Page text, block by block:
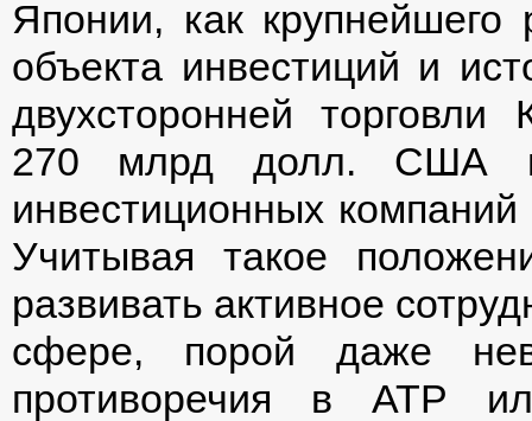
Японии, как крупнейшего
объекта инвестиций и
двухсторонней
270 млрд долл. США в
инвестиционных
Учитывая такое
развивать активное
сфере, порой даже
противоречия в АТР